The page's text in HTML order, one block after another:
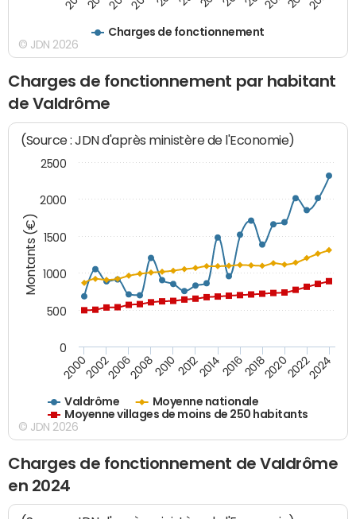
Charges de fonctionnement
© JDN 2026
Charges de fonctionnement par habitant
de Valdrôme
Montants (€)
(Source : JDN d'après ministère de l'Economie)
Valdrôme
Moyenne nationale
Moyenne villages de moins de 250 habitants
200020022006200820102012201420162018202020222024
0
500
1000
1500
2000
2500
© JDN 2026
Charges de fonctionnement de Valdrôme
en 2024